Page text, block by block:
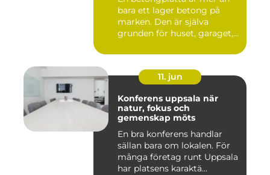
bara ett lager betong på
marken. Den är själva
grunden för huset, garaget,...
11. jun
Konferens uppsala när
natur, fokus och
gemenskap möts
En bra konferens handlar
sällan bara om lokalen. För
många företag runt Uppsala
har platsens karaktä...